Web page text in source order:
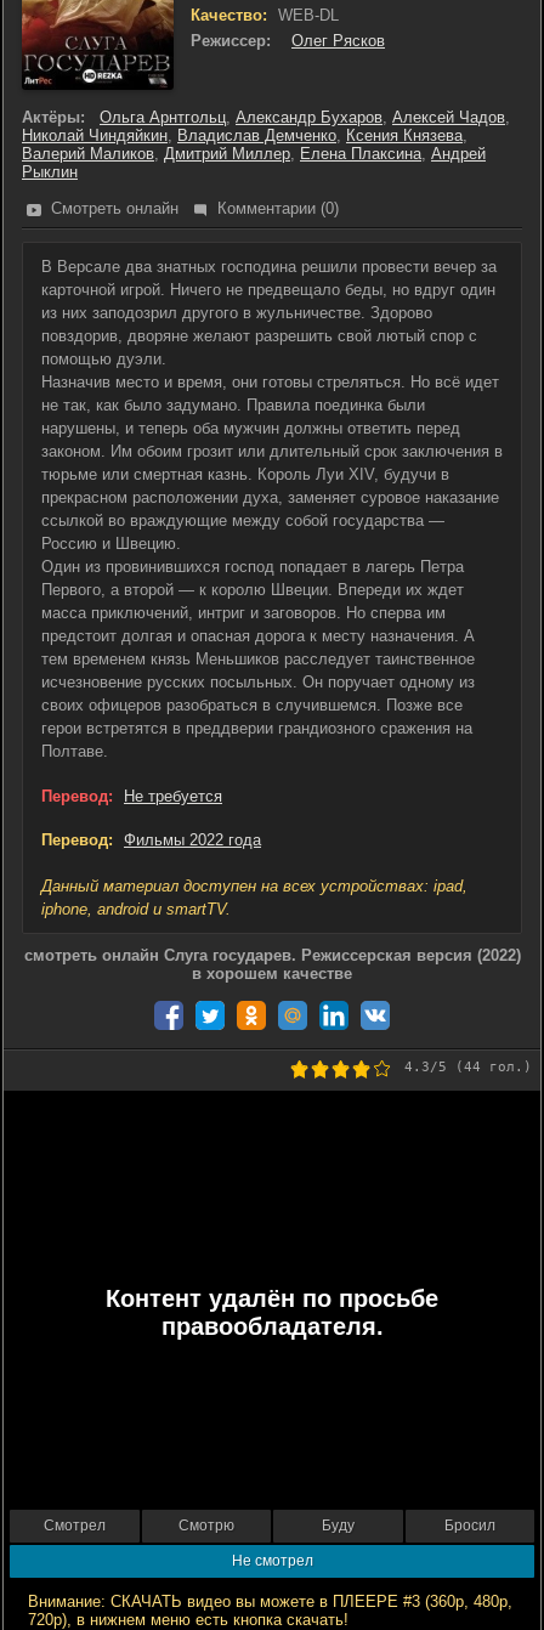
Качество:
WEB-DL
Режиссер:
Олег Рясков
Актёры: Ольга Арнтгольц, Александр Бухаров, Алексей Чадов,
Николай Чиндяйкин, Владислав Демченко, Ксения Князева,
Валерий Маликов, Дмитрий Миллер, Елена Плаксина, Андрей
Рыклин
Смотреть онлайн
Комментарии (0)
В Версале два знатных господина решили провести вечер за
карточной игрой. Ничего не предвещало беды, но вдруг один
из них заподозрил другого в жульничестве. Здорово
повздорив, дворяне желают разрешить свой лютый спор с
помощью дуэли.
Назначив место и время, они готовы стреляться. Но всё идет
не так, как было задумано. Правила поединка были
нарушены, и теперь оба мужчин должны ответить перед
законом. Им обоим грозит или длительный срок заключения в
тюрьме или смертная казнь. Король Луи XIV, будучи в
прекрасном расположении духа, заменяет суровое наказание
ссылкой во враждующие между собой государства —
Россию и Швецию.
Один из провинившихся господ попадает в лагерь Петра
Первого, а второй — к королю Швеции. Впереди их ждет
масса приключений, интриг и заговоров. Но сперва им
предстоит долгая и опасная дорога к месту назначения. А
тем временем князь Меньшиков расследует таинственное
исчезновение русских посыльных. Он поручает одному из
своих офицеров разобраться в случившемся. Позже все
герои встретятся в преддверии грандиозного сражения на
Полтаве.
Перевод: Не требуется
Перевод: Фильмы 2022 года
Данный материал доступен на всех устройствах: ipad,
iphone, android и smartTV.
смотреть онлайн Слуга государев. Режиссерская версия (2022)
в хорошем качестве
4.3/5 (44 гол.)
Контент удалён по просьбе
правообладателя.
Смотрел Смотрю Буду Бросил
Не смотрел
Внимание: СКАЧАТЬ видео вы можете в ПЛЕЕРЕ #3 (360р, 480р,
720р), в нижнем меню есть кнопка скачать!